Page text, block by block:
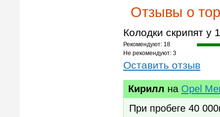
Отзывы о
Колодки скрипят у
Рекомендуют: 18
Не рекомендуют: 3
Оставить отзыв
Кирилл на Opel
При пробеге 40